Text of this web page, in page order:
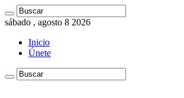
sábado , agosto 8 2026
Inicio
Únete